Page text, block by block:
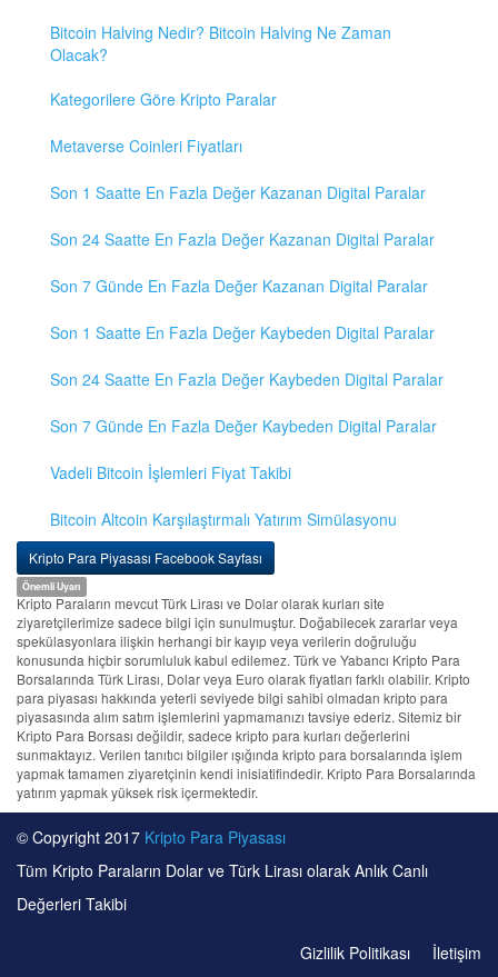
Bitcoin Halving Nedir? Bitcoin Halving Ne Zaman
Olacak?
Kategorilere Göre Kripto Paralar
Metaverse Coinleri Fiyatları
Son 1 Saatte En Fazla Değer Kazanan Digital Paralar
Son 24 Saatte En Fazla Değer Kazanan Digital Paralar
Son 7 Günde En Fazla Değer Kazanan Digital Paralar
Son 1 Saatte En Fazla Değer Kaybeden Digital Paralar
Son 24 Saatte En Fazla Değer Kaybeden Digital Paralar
Son 7 Günde En Fazla Değer Kaybeden Digital Paralar
Vadeli Bitcoin İşlemleri Fiyat Takibi
Bitcoin Altcoin Karşılaştırmalı Yatırım Simülasyonu
Kripto Para Piyasası Facebook Sayfası
Önemli Uyarı
Kripto Paraların mevcut Türk Lirası ve Dolar olarak kurları site
ziyaretçilerimize sadece bilgi için sunulmuştur. Doğabilecek zararlar veya
spekülasyonlara ilişkin herhangi bir kayıp veya verilerin doğruluğu
konusunda hiçbir sorumluluk kabul edilemez. Türk ve Yabancı Kripto Para
Borsalarında Türk Lirası, Dolar veya Euro olarak fiyatları farklı olabilir. Kripto
para piyasası hakkında yeterli seviyede bilgi sahibi olmadan kripto para
piyasasında alım satım işlemlerini yapmamanızı tavsiye ederiz. Sitemiz bir
Kripto Para Borsası değildir, sadece kripto para kurları değerlerini
sunmaktayız. Verilen tanıtıcı bilgiler ışığında kripto para borsalarında işlem
yapmak tamamen ziyaretçinin kendi inisiatifindedir. Kripto Para Borsalarında
yatırım yapmak yüksek risk içermektedir.
© Copyright 2017 Kripto Para Piyasası
Tüm Kripto Paraların Dolar ve Türk Lirası olarak Anlık Canlı
Değerleri Takibi
Gizlilik Politikası İletişim